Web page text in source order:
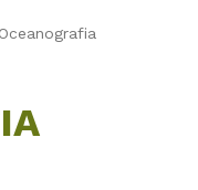
Oceanografia